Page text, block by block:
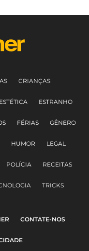
CRIANÇAS
ESTÉTICA ESTRANHO
FÉRIAS GÊNERO
HUMOR LEGAL
POLÍCIA RECEITAS
TRICKS
CONTATE-NOS